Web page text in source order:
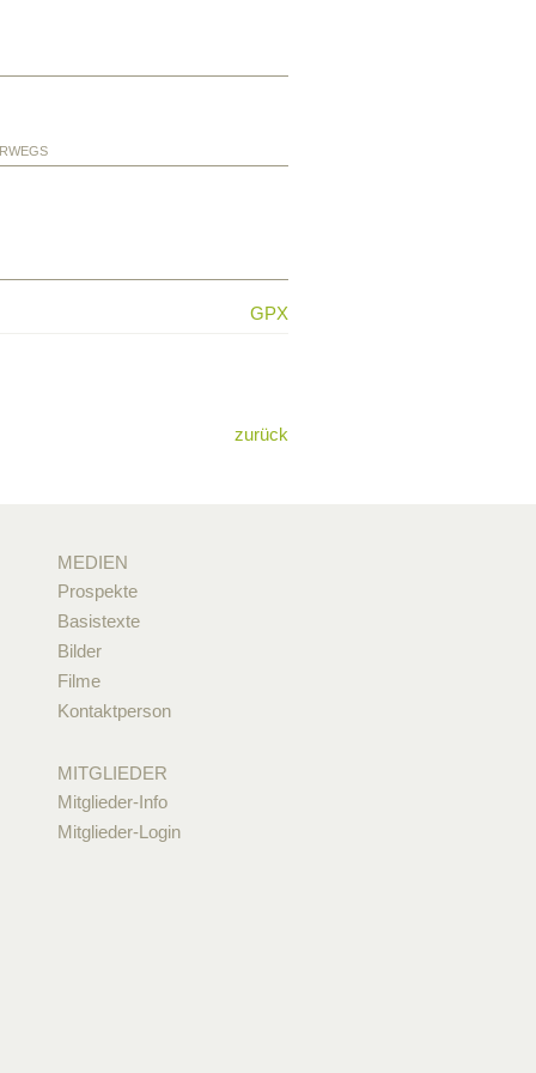
GPX
zurück
MEDIEN
Prospekte
Basistexte
Bilder
Filme
Kontaktperson
MITGLIEDER
Mitglieder-Info
Mitglieder-Login